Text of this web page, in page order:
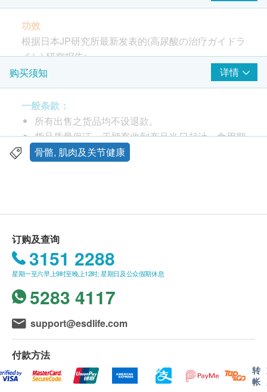
功效
根据日本JP研究所最新发表的(高尿酸の治疗ガイドラ
イン) 研究报告:
高尿酸人士已戒口仍有尿酸问题;
要真正有效减少体内尿酸浓度，必须解决三大范畴:
减少嘌呤吸收
减少尿酸合成
增加尿酸排泄
日本临床实证纯天然尿酸对策の成分，针对解决三大
范畴，有效速降尿酸值，改善发作引起的红肿疼痛。
服用方法
保健、降尿酸水平: 每天服两粒急性及进阶降尿酸、修
复关节软骨: 每天服三粒
成份
尿酸对策之配方(日本菊花提取物、5-Loxin 关节止痛
抗蚀配方(乳香提取物)、荜拔提取物、酸樱桃提取
物、Tamaflex止痛灵活配方(罗望子提取物、姜黄提取
物)、芦丁、柠檬提取橙皮苷(LGH)、植酸)
购买须知 详情
一般条款：
所有出售之货品均不设退款。
货品质量保证，于顾客收到产品当日起计，食用期
应最少有9个月或以上。
购买产品总额满HK$300，即可享本地免费送货服
务。 账单总额未满HK$300需附加HK$30运费。
我们将于确定订单后1-3个工作天内安排发货。
不排除运送时间会因节日而有所影响。 当八号烈
风讯号悬挂或黑色暴雨警告生效时，送货服务时间
将会延迟。
所有订单须视乎相关货品的供应情况再作最后确
认。 倘若健康网购health. ESDlife未能提供任何订
单上的货品，健康网购health. ESDlife有权拒绝接
受该订单，并且会于送货前透过电话或电邮通知顾
骨骼, 肌肉及关节健康
订购及查询
3151 2288
星期一至六早上9时至晚上12时; 星期日及公众假期休息
5283 4117
support@esdlife.com
付款方法
转
帐